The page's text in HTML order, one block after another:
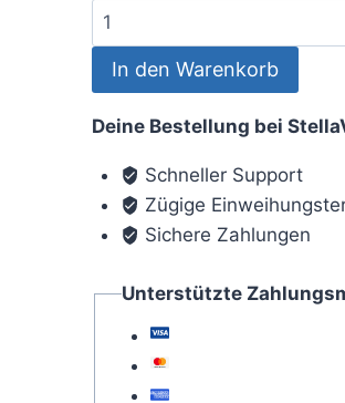
Merkaba
Aktivierung
Menge
In den Warenkorb
Deine Bestellung bei
Schneller Support
Zügige
Sichere Zahlungen
Unterstützte